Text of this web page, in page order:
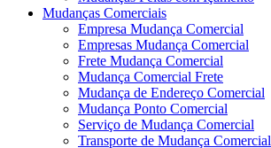
Mudanças Comerciais
Empresa Mudança Comercial
Empresas Mudança Comercial
Frete Mudança Comercial
Mudança Comercial Frete
Mudança de Endereço Comercial
Mudança Ponto Comercial
Serviço de Mudança Comercial
Transporte de Mudança Comercial